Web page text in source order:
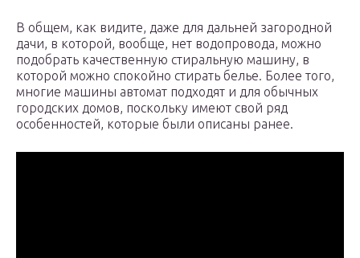
В общем, как видите, даже для дальней загородной
дачи, в которой, вообще, нет водопровода, можно
подобрать качественную стиральную машину, в
которой можно спокойно стирать белье. Более того,
многие машины автомат подходят и для обычных
городских домов, поскольку имеют свой ряд
особенностей, которые были описаны ранее.